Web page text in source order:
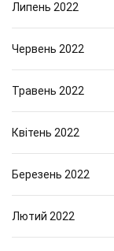
Липень 2022
Червень 2022
Травень 2022
Квітень 2022
Березень 2022
Лютий 2022